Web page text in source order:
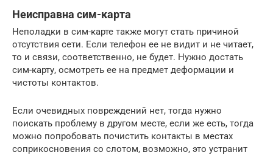
Неисправна сим-карта
Неполадки в сим-карте также могут стать причиной
отсутствия сети. Если телефон ее не видит и не читает,
то и связи, соответственно, не будет. Нужно достать
сим-карту, осмотреть ее на предмет деформации и
чистоты контактов.
Если очевидных повреждений нет, тогда нужно
поискать проблему в другом месте, если же есть, тогда
можно попробовать почистить контакты в местах
соприкосновения со слотом, возможно, это устранит